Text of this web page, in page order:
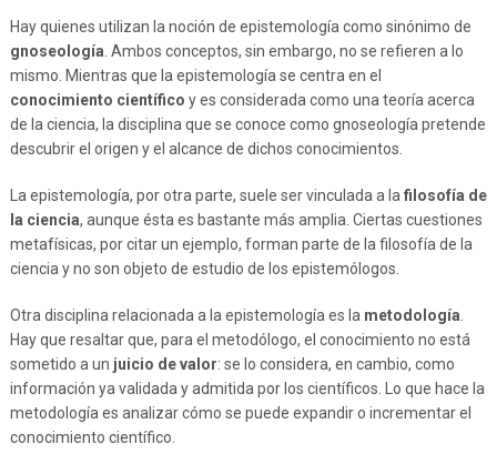
Hay quienes utilizan la noción de epistemología como sinónimo de
gnoseología . Ambos conceptos, sin embargo, no se refieren a lo
mismo. Mientras que la epistemología se centra en el
conocimiento científico y es considerada como una teoría acerca
de la ciencia, la disciplina que se conoce como gnoseología pretende
descubrir el origen y el alcance de dichos conocimientos.
La epistemología, por otra parte, suele ser vinculada a la filosofía de
la ciencia, aunque ésta es bastante más amplia. Ciertas cuestiones
metafísicas, por citar un ejemplo, forman parte de la filosofía de la
ciencia y no son objeto de estudio de los epistemólogos.
Otra disciplina relacionada a la epistemología es la metodología
Hay que resaltar que, para el metodólogo, el conocimiento no está
sometido a un juicio de valor: se lo considera, en cambio, como
información ya validada y admitida por los científicos. Lo que hace la
metodología es analizar cómo se puede expandir o incrementar el
conocimiento científico.